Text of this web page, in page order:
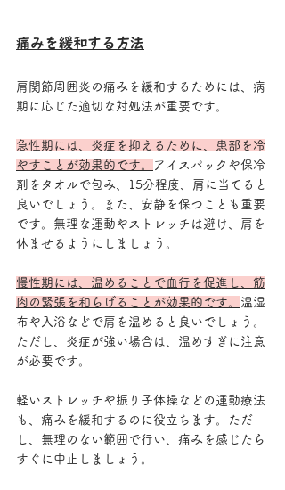
痛みを緩和する方法
肩関節周囲炎の痛みを緩和するためには、病
期に応じた適切な対処法が重要です。
急性期には、炎症を抑えるために、患部を冷
やすことが効果的です。
アイスパックや保冷
剤をタオルで包み、15分程度、肩に当てると
良いでしょう。また、安静を保つことも重要
です。無理な運動やストレッチは避け、肩を
休ませるようにしましょう。
慢性期には、温めることで血行を促進し、筋
肉の緊張を和らげることが効果的です。 温湿
布や入浴などで肩を温めると良いでしょう。
ただし、炎症が強い場合は、温めすぎに注意
が必要です。
軽いストレッチや振り子体操などの運動療法
も、痛みを緩和するのに役立ちます。ただ
し、無理のない範囲で行い、痛みを感じたら
すぐに中止しましょう。